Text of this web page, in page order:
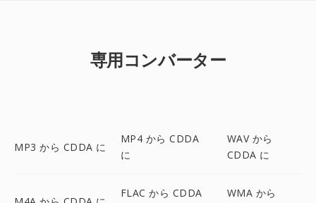
専用コンバーター
MP3 から CDDA に
MP4 から CDDA
に
WAV から
CDDA に
FLAC から CDDA
WMA から